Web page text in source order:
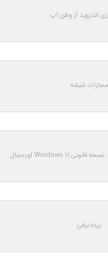
اندروید از وطن اپ
مجازات شیشه
پرده برقی